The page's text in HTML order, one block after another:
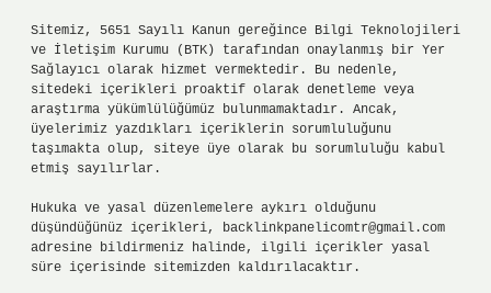
Sitemiz, 5651 Sayılı Kanun gereğince Bilgi Teknolojileri
ve İletişim Kurumu (BTK) tarafından onaylanmış bir Yer
Sağlayıcı olarak hizmet vermektedir. Bu nedenle,
sitedeki içerikleri proaktif olarak denetleme veya
araştırma yükümlülüğümüz bulunmamaktadır. Ancak,
üyelerimiz yazdıkları içeriklerin sorumluluğunu
taşımakta olup, siteye üye olarak bu sorumluluğu kabul
etmiş sayılırlar.
Hukuka ve yasal düzenlemelere aykırı olduğunu
düşündüğünüz içerikleri, backlinkpanelicomtr@gmail.com
adresine bildirmeniz halinde, ilgili içerikler yasal
süre içerisinde sitemizden kaldırılacaktır.